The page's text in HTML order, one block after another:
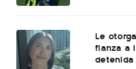
Le
fianza a
detenida